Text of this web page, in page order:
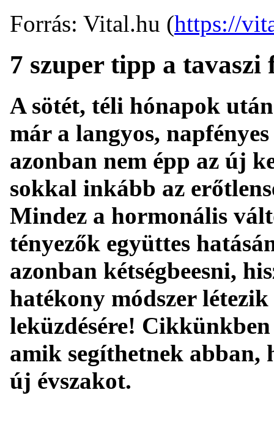
Forrás: Vital.hu (https://
7 szuper tipp a tavaszi
A sötét, téli hónapok
már a langyos,
azonban nem épp az új
sokkal inkább az
Mindez a hormonális
tényezők együttes
azonban kétségbeesni,
hatékony módszer
leküzdésére!
amik segíthetnek abban,
új évszakot.